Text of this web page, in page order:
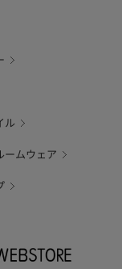
ル
ームウェア